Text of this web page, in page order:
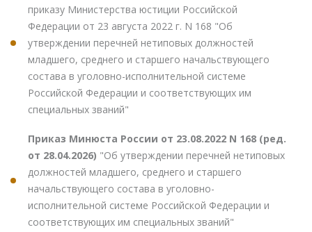
приказу Министерства юстиции Российской
Федерации от 23 августа 2022 г. N 168 "Об
утверждении перечней нетиповых должностей
младшего, среднего и старшего начальствующего
состава в уголовно-исполнительной системе
Российской Федерации и соответствующих им
специальных званий"
Приказ Минюста России от 23.08.2022 N 168 (ред.
от 28.04.2026) "Об утверждении перечней нетиповых
должностей младшего, среднего и старшего
начальствующего состава в уголовно-
исполнительной системе Российской Федерации и
соответствующих им специальных званий"